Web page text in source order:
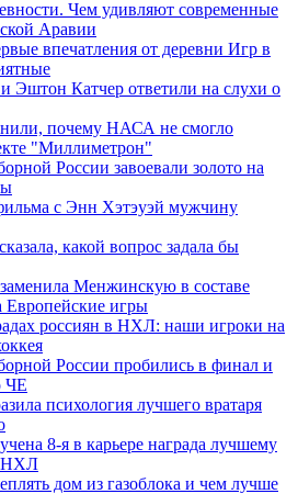
Чем удивляют современные
Аравии
впечатления от деревни Игр в
Эштон Катчер ответили на слухи о
почему НАСА не смогло
"Миллиметрон"
России завоевали золото на
с Энн Хэтэуэй мужчину
какой вопрос задала бы
Менжинскую в составе
Европейские игры
россиян в НХЛ: наши игроки на
России пробились в финал и
ЧЕ
психология лучшего вратаря
8-я в карьере награда лучшему
НХЛ
дом из газоблока и чем лучше